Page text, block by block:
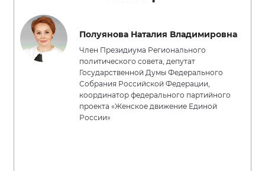
Полуянова Наталия Владимировна
Член Президиума Регионального
политического совета, депутат
Государственной Думы Федерального
Собрания Российской Федерации,
координатор федерального партийного
проекта «Женское движение Единой
России»